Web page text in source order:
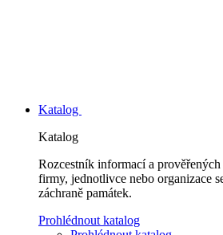
Katalog
Katalog
Rozcestník informací a
firmy, jednotlivce nebo organizace
záchraně památek.
Prohlédnout katalog